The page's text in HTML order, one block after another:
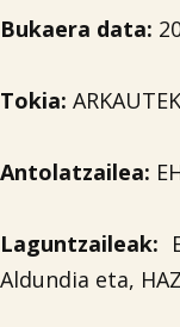
Bukaera data:
Tokia:
Antolatzailea:
Laguntzaileak:
Aldundia eta,